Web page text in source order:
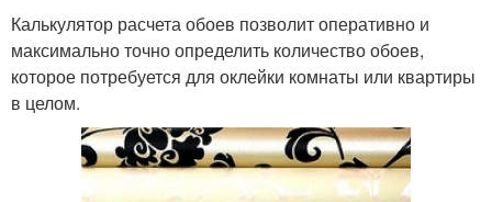
Калькулятор расчета обоев позволит оперативно и
максимально точно определить количество обоев,
которое потребуется для оклейки комнаты или квартиры
в целом.